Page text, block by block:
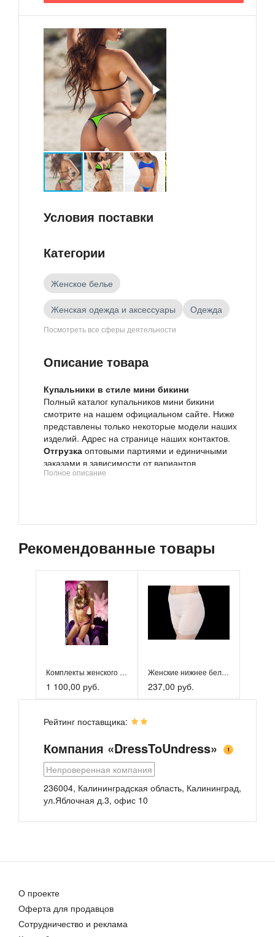
Условия поставки
Категории
Женское белье
Женская одежда и аксессуары Одежда
Товары российских производителей
Посмотреть все сферы деятельности
Описание товара
Купальники в стиле мини бикини
Полный каталог купальников мини бикини
смотрите на нашем официальном сайте. Ниже
представлены только некоторые модели наших
изделий. Адрес на странице наших контактов.
Отгрузка оптовыми партиями и единичными
заказами в зависимости от вариантов
сотрудничества.
Более 200расцветок. Множество стилей и форм.
Варианты сотрудничества:
реферальная программа
Весь ассортимент смотрите на нашем сайте.
Полное описание
Рекомендованные товары
Комплекты женского нижнего белья
1 100,00 руб.
Женские нижнее белье. Модель «Панталоны Комфорт»
237,00 руб.
Однотонные трусы от «Victory Lingerie»
Рейтинг поставщика:
Компания «DressToUndress» 1
Непроверенная компания
236004, Калининградская область, Калининград,
ул.Яблочная д.3, офис 10
О проекте
Оферта для продавцов
Сотрудничество и реклама